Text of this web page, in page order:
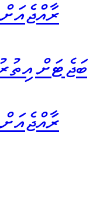
ބަޖެޓަށް